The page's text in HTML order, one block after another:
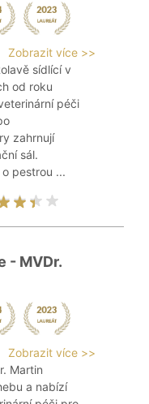
Zobrazit více >>
sídlící v
od roku
péči
zahrnují
sál.
pestrou ...
- MVDr.
Zobrazit více >>
Martin
a nabízí